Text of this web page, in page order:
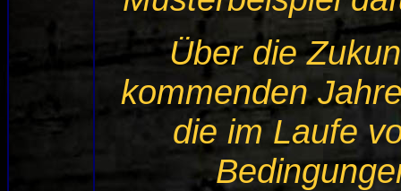
Über die
kommenden
die im Laufe